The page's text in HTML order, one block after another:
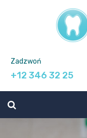
Zadzwoń
+12 346 32 25